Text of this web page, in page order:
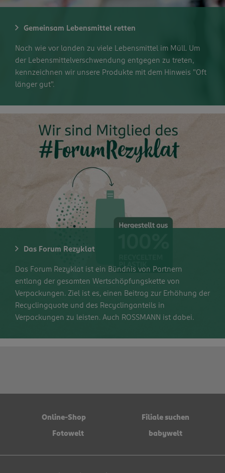
Gemeinsam Lebensmittel retten
Nach wie vor landen zu viele Lebensmittel im Müll. Um
der Lebensmittelverschwendung entgegen zu treten,
kennzeichnen wir unsere Produkte mit dem Hinweis "Oft
länger gut".
Das Forum Rezyklat
Das Forum Rezyklat ist ein Bündnis von Partnern
entlang der gesamten Wertschöpfungskette von
Verpackungen. Ziel ist es, einen Beitrag zur Erhöhung der
Recyclingquote und des Recyclinganteils in
Verpackungen zu leisten. Auch ROSSMANN ist dabei.
Online-Shop
Filiale suchen
Fotowelt
babywelt